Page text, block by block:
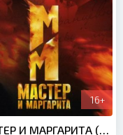
16+
МАСТЕР И МАРГАРИТА (2005)